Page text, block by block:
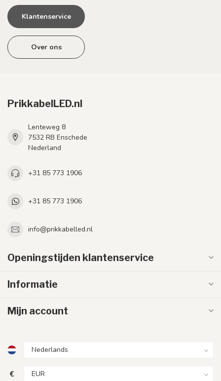
Klantenservice
Over ons
PrikkabelLED.nl
Lenteweg 8
7532 RB Enschede
Nederland
+31 85 773 1906
+31 85 773 1906
info@prikkabelled.nl
Openingstijden klantenservice
Informatie
Mijn account
€